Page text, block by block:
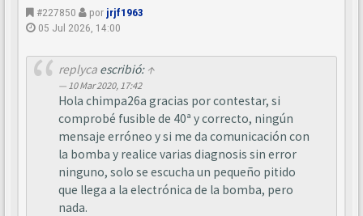
#227850 por jrjf1963
05 Jul 2026, 14:00
replycaescribió: ↑
10 Mar 2020, 17:42
Hola chimpa26a gracias por contestar, si
comprobé fusible de 40ª y correcto, ningún
mensaje erróneo y si me da comunicación con
la bomba y realice varias diagnosis sin error
ninguno, solo se escucha un pequeño pitido
que llega a la electrónica de la bomba, pero
nada.